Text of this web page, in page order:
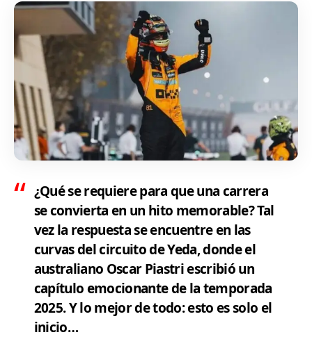
¿Qué se requiere para que una carrera
se convierta en un hito memorable? Tal
vez la respuesta se encuentre en las
curvas del circuito de Yeda, donde el
australiano Oscar Piastri escribió un
capítulo emocionante de la temporada
2025. Y lo mejor de todo: esto es solo el
inicio…